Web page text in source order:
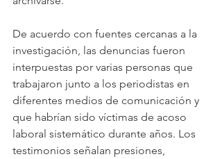
De acuerdo con fuentes cercanas a la
investigación, las denuncias fueron
interpuestas por varias personas que
trabajaron junto a los periodistas en
diferentes medios de comunicación y
que habrían sido víctimas de acoso
laboral sistemático durante años. Los
testimonios señalan presiones,